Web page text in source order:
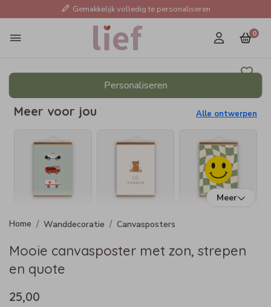
Gemakkelijk volledig te personaliseren
0
Personaliseren
Meer voor jou Alle ontwerpen
Meer
Wanddecoratie Canvasposters
Mooie canvasposter met zon, strepen
en quote
25,00